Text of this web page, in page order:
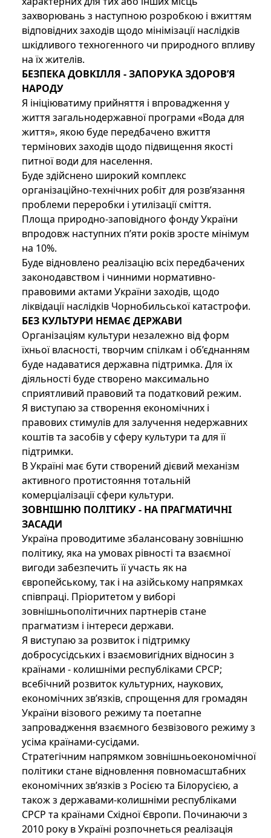
захворювань з наступною розробкою і вжиттям
відповідних заходів щодо мінімізації наслідків
шкідливого техногенного чи природного впливу
на їх жителів.
БЕЗПЕКА ДОВКІЛЛЯ - ЗАПОРУКА ЗДОРОВ’Я
НАРОДУ
Я ініціюватиму прийняття і впровадження у
життя загальнодержавної програми «Вода для
життя», якою буде передбачено вжиття
термінових заходів щодо підвищення якості
питної води для населення.
Буде здійснено широкий комплекс
організаційно-технічних робіт для розв’язання
проблеми переробки і утилізації сміття.
Площа природно-заповідного фонду України
впродовж наступних п’яти років зросте мінімум
на 10%.
Буде відновлено реалізацію всіх передбачених
законодавством і чинними нормативно-
правовими актами України заходів, щодо
ліквідації наслідків Чорнобильської катастрофи.
БЕЗ КУЛЬТУРИ НЕМАЄ ДЕРЖАВИ
Організаціям культури незалежно від форм
їхньої власності, творчим спілкам і об’єднанням
буде надаватися державна підтримка. Для їх
діяльності буде створено максимально
сприятливий правовий та податковий режим.
Я виступаю за створення економічних і
правових стимулів для залучення недержавних
коштів та засобів у сферу культури та для її
підтримки.
В Україні має бути створений дієвий механізм
активного протистояння тотальній
комерціалізації сфери культури.
ЗОВНІШНЮ ПОЛІТИКУ - НА ПРАГМАТИЧНІ
ЗАСАДИ
Україна проводитиме збалансовану зовнішню
політику, яка на умовах рівності та взаємної
вигоди забезпечить її участь як на
європейському, так і на азійському напрямках
співпраці. Пріоритетом у виборі
зовнішньополітичних партнерів стане
прагматизм і інтереси держави.
Я виступаю за розвиток і підтримку
добросусідських і взаємовигідних відносин з
країнами - колишніми республіками СРСР;
всебічний розвиток культурних, наукових,
економічних зв’язків, спрощення для громадян
України візового режиму та поетапне
запровадження взаємного безвізового режиму з
усіма країнами-сусідами.
Стратегічним напрямком зовнішньоекономічної
політики стане відновлення повномасштабних
економічних зв’язків з Росією та Білорусією, а
також з державами-колишніми республіками
СРСР та країнами Східної Європи. Починаючи з
2010 року в Україні розпочнеться реалізація